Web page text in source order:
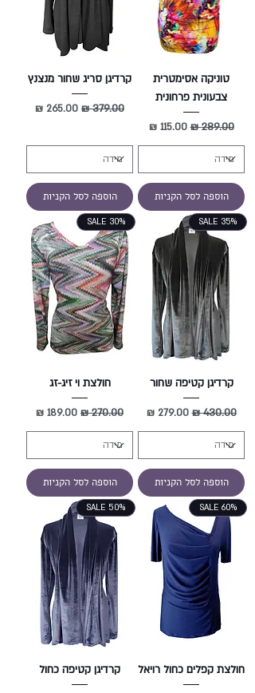
טוניקה אסימטרית
צבעונית פרחונית
מחיר רגיל‏289.00 ‏₪ מחיר מבצע‏115.00 ‏₪
הוספה לסל הקניות
קרדיגן סריג שחור מנצנץ
מחיר רגיל מחיר מבצע
הוספה לסל הקניות
SALE 35%
קרדיגן קטיפה שחור
מחיר רגיל‏430.00 ‏₪ מחיר מבצע‏279.00 ‏₪
הוספה לסל הקניות
SALE 30%
חולצת וי זיג-זג
מחיר רגיל מחיר מבצע
הוספה לסל הקניות
SALE 60%
חולצת קפלים כחול רויאל
SALE 50%
קרדיגן קטיפה כחול